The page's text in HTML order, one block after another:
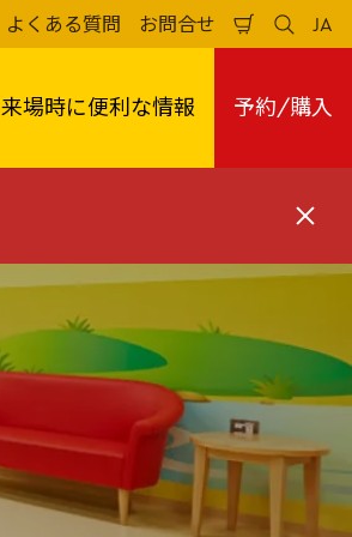
よくある質問 お問合せ
い
か
ご
検
索
る
JA
日
本
来場時に便利な情報 予約/購入
閉
る